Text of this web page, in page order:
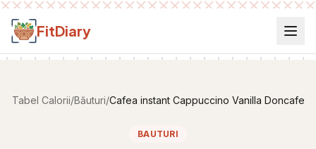
Salt la conținut
FitDiary
Tabel Calorii/Băuturi/Cafea instant Cappuccino Vanilla Doncafe
BAUTURI